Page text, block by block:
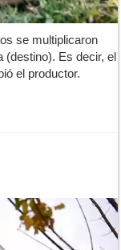
se multiplicaron
(destino). Es decir, el
el productor.